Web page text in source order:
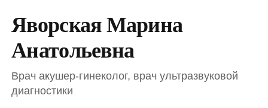
Яворская Марина
Анатольевна
Врач акушер-гинеколог, врач ультразвуковой
диагностики